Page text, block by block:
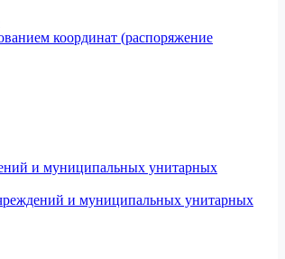
координат (распоряжение
и муниципальных унитарных
и муниципальных унитарных